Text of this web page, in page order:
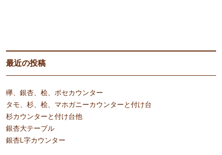
最近の投稿
欅、銀杏、桧、ボセカウンター
タモ、杉、桧、マホガニーカウンターと付け台
杉カウンターと付け台他
銀杏大テーブル
銀杏L字カウンター